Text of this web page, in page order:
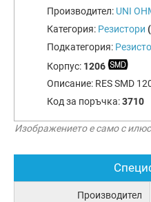
Производител: UNI
Категория: Резистори
Подкатегория:
Корпус: 1206
Описание: RES SMD
Код за поръчка:3710
Изображението е само с
Производител